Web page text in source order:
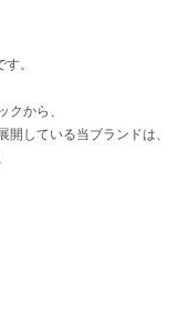
。
クから、
している当ブランドは、